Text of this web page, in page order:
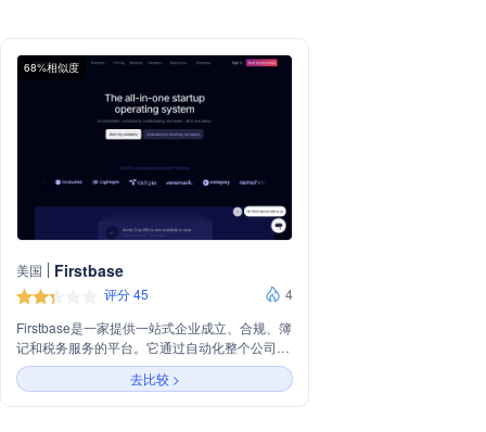
68%相似度
美国 Firstbase
评分 45
4
Firstbase是一家提供一站式企业成立、合规、簿
记和税务服务的平台。它通过自动化整个公司成
立流程，帮助创始人轻松成立LLC或C-Corp，并
提供会计、注册代理服务、高级实体美国地址和
税务申报服务。Firstbase旨在简化创业流程，让
去比较 >